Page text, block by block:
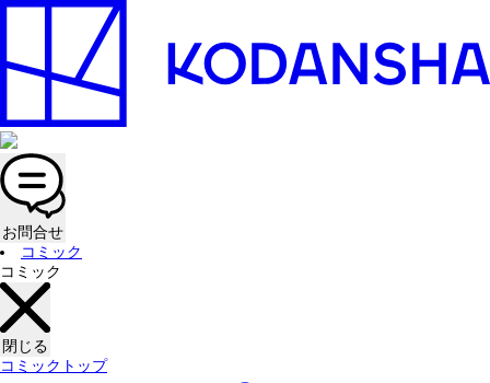
お問合せ
コミック
コミック
閉じる
コミックトップ